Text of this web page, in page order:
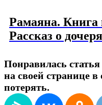
Рамаяна. Книга
Рассказ о
Понравилась
на своей странице в
потерять.